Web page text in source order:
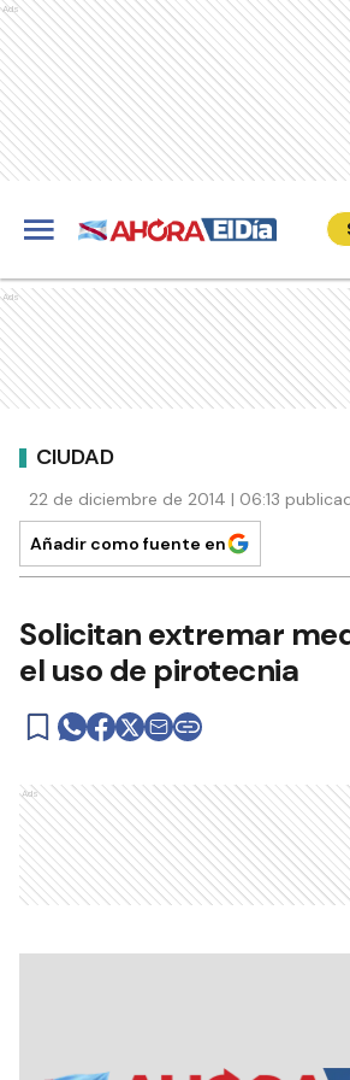
Ads
Ads
CIUDAD
22 de diciembre de 2014 | 06:13
Añadir como fuente en
Solicitan extremar
el uso de pirotecnia
Ads